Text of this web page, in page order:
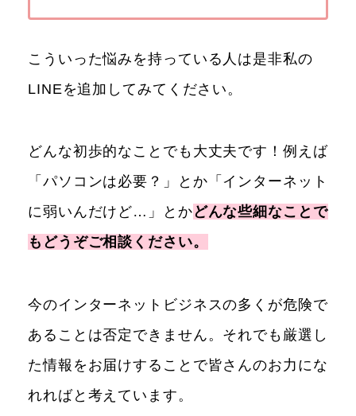
こういった悩みを持っている人は是非私の
LINEを追加してみてください。
どんな初歩的なことでも大丈夫です！例えば
「パソコンは必要？」とか「インターネット
に弱いんだけど…」とかどんな些細なことで
もどうぞご相談ください。
今のインターネットビジネスの多くが危険で
あることは否定できません。それでも厳選し
た情報をお届けすることで皆さんのお力にな
れればと考えています。